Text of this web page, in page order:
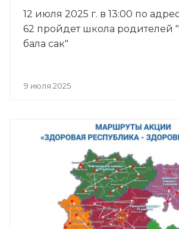
12 июля 2025 г. в 13:00 по
62 пройдет школа родителей
бала сак"
9 июля 2025